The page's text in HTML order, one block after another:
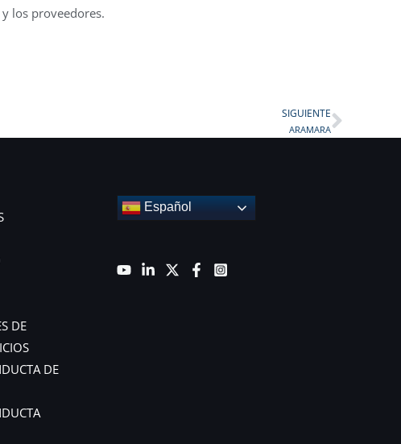
los proveedores.
SIGUIENTE
ARAMARANext
DE
DE
Español